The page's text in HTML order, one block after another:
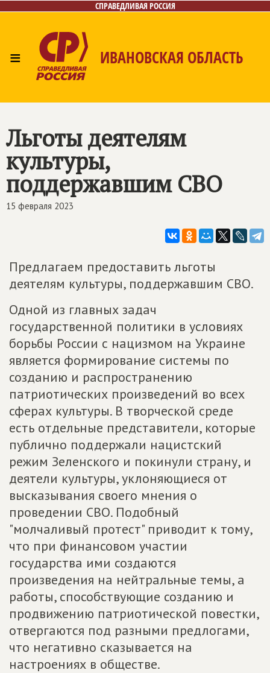
СПРАВЕДЛИВАЯ РОССИЯ
≡ ИВАНОВСКАЯ ОБЛАСТЬ
Льготы деятелям
культуры,
поддержавшим СВО
15 февраля 2023
Предлагаем предоставить льготы
деятелям культуры, поддержавшим СВО.
Одной из главных задач
государственной политики в условиях
борьбы России с нацизмом на Украине
является формирование системы по
созданию и распространению
патриотических произведений во всех
сферах культуры. В творческой среде
есть отдельные представители, которые
публично поддержали нацистский
режим Зеленского и покинули страну, и
деятели культуры, уклоняющиеся от
высказывания своего мнения о
проведении СВО. Подобный
"молчаливый протест" приводит к тому,
что при финансовом участии
государства ими создаются
произведения на нейтральные темы, а
работы, способствующие созданию и
продвижению патриотической повестки,
отвергаются под разными предлогами,
что негативно сказывается на
настроениях в обществе.